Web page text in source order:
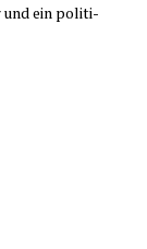
und ein poli­ti­